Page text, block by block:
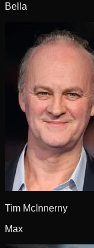
Bella
Tim McInnerny
Max